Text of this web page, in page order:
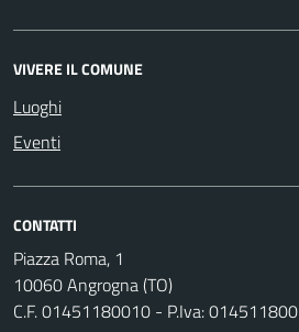
VIVERE IL COMUNE
Luoghi
Eventi
CONTATTI
Piazza Roma, 1
10060 Angrogna (TO)
C.F. 01451180010 - P.Iva: